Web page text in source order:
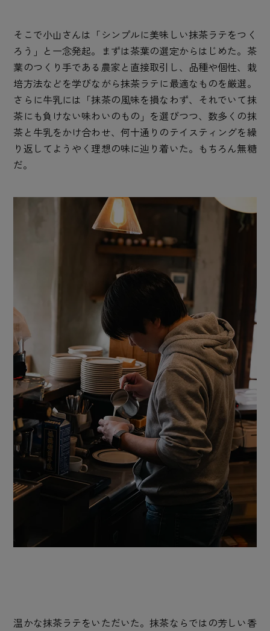
そこで小山さんは「シンプルに美味しい抹茶ラテをつく
ろう」と一念発起。まずは茶葉の選定からはじめた。茶
葉のつくり手である農家と直接取引し、品種や個性、栽
培方法などを学びながら抹茶ラテに最適なものを厳選。
さらに牛乳には「抹茶の風味を損なわず、それでいて抹
茶にも負けない味わいのもの」を選びつつ、数多くの抹
茶と牛乳をかけ合わせ、何十通りのテイスティングを繰
り返してようやく理想の味に辿り着いた。もちろん無糖
だ。
温かな抹茶ラテをいただいた。抹茶ならではの芳しい香